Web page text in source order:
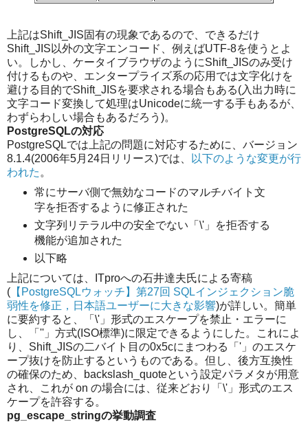
上記はShift_JIS固有の現象であるので、できるだけ
Shift_JIS以外の文字エンコード、例えばUTF-8を使うとよ
い。しかし、ケータイブラウザのようにShift_JISのみ受け
付けるものや、エンタープライズ系の応用では文字化けを
避ける目的でShift_JISを要求される場合もある(入出力時に
文字コード変換して処理はUnicodeに統一する手もあるが、
わずらわしい場合もあるだろう)。
PostgreSQLの対応
PostgreSQLでは上記の問題に対応するために、バージョン
8.1.4(2006年5月24日リリース)では、
以下のような変更が行
われた 。
常にサーバ側で無効なコードのマルチバイト文
字を拒否するように修正された
文字列リテラル中の安全でない「\'」を拒否する
機能が追加された
以下略
上記については、ITproへの石井達夫氏による寄稿
( 【PostgreSQLウォッチ】第27回 SQLインジェクション脆
弱性を修正，日本語ユーザーに大きな影響)が詳しい。簡単
に要約すると、「\'」形式のエスケープを禁止・エラーに
し、「''」方式(ISO標準)に限定できるようにした。これによ
り、Shift_JISの二バイト目の0x5cにまつわる「'」のエスケ
ープ抜けを防止するというものである。但し、後方互換性
の確保のため、backslash_quoteという設定パラメタが用意
され、これが on の場合には、従来どおり「\'」形式のエス
ケープを許容する。
pg_escape_stringの挙動調査